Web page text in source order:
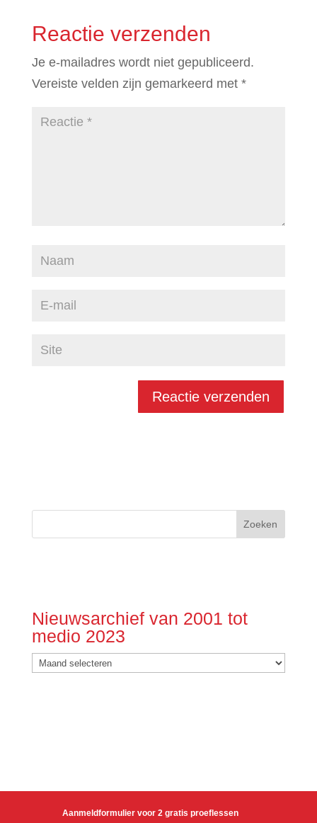
Reactie verzenden
Je e-mailadres wordt niet gepubliceerd.
Vereiste velden zijn gemarkeerd met *
Nieuwsarchief van 2001 tot
medio 2023
Nieuwsarchief
van
Aanmeldformulier voor 2 gratis proeflessen